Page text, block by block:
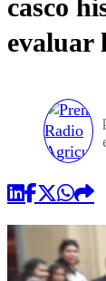
casco
evaluar